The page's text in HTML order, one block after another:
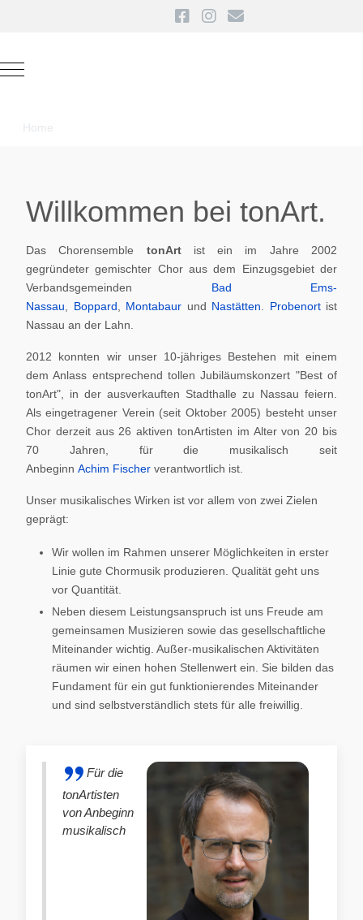
Mobile Menu Toggle
Home
Willkommen bei tonArt.
Das Chorensemble tonArt ist ein im Jahre 2002
gegründeter gemischter Chor aus dem Einzugsgebiet der
Verbandsgemeinden Bad Ems-
Nassau
Boppard Montabaur und Nastätten Probenortist
Nassau an der Lahn.
2012 konnten wir unser 10-jähriges Bestehen mit einem
dem Anlass entsprechend tollen Jubiläumskonzert "Best of
tonArt", in der ausverkauften Stadthalle zu Nassau feiern.
Als eingetragener Verein (seit Oktober 2005) besteht unser
Chor derzeit aus 26 aktiven tonArtisten im Alter von 20 bis
70 Jahren, für die musikalisch seit
Anbeginn Achim Fischer verantwortlich ist.
Unser musikalisches Wirken ist vor allem von zwei Zielen
geprägt:
Wir wollen im Rahmen unserer Möglichkeiten in erster
Linie gute Chormusik produzieren. Qualität geht uns
vor Quantität.
Neben diesem Leistungsanspruch ist uns Freude am
gemeinsamen Musizieren sowie das gesellschaftliche
Miteinander wichtig. Außer-musikalischen Aktivitäten
räumen wir einen hohen Stellenwert ein. Sie bilden das
Fundament für ein gut funktionierendes Miteinander
und sind selbstverständlich stets für alle freiwillig.
Für die
tonArtisten
von Anbeginn
musikalisch